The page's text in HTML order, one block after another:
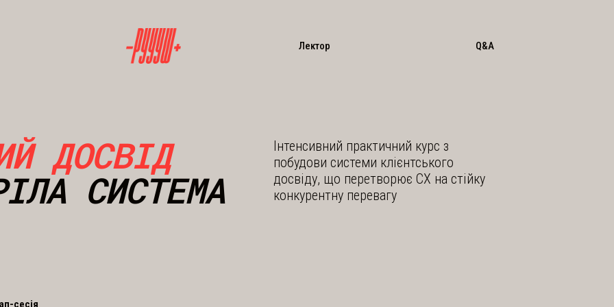
Лектор Q&A
ДОСВІД
СИСТЕМА
Інтенсивний практичний курс з
побудови системи клієнтського
досвіду, що перетворює CX на стійку
конкурентну перевагу
сесія